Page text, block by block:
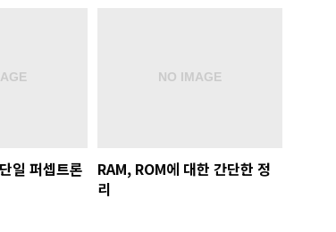
일 퍼셉트론
RAM, ROM에 대한 간단한 정
리